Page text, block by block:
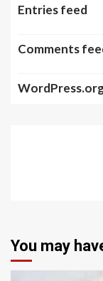
Entries feed
Comments
You may